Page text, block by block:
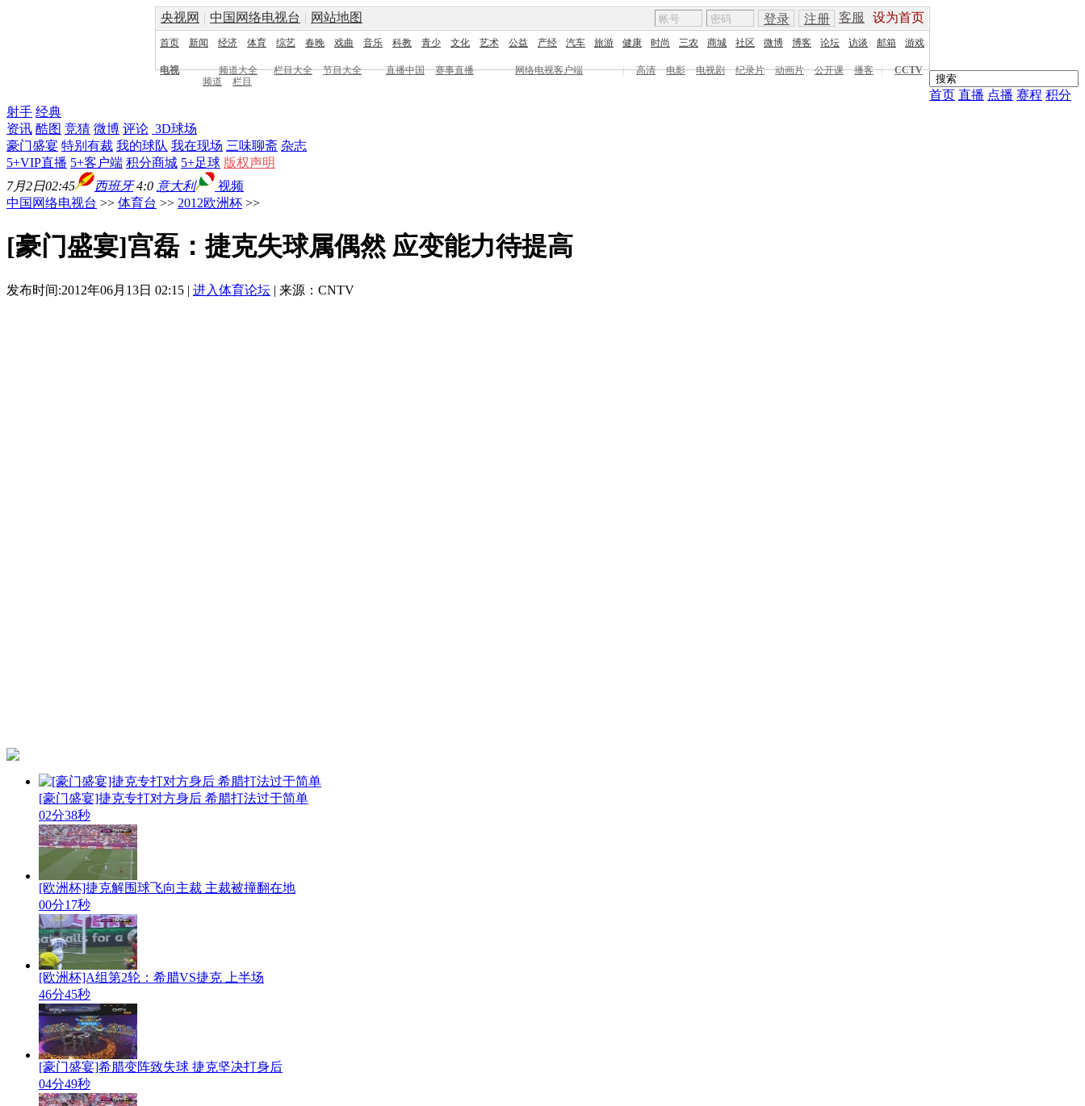
央视网 | 中国网络电视台 | 网站地图 客服 设为首页
登录 注册
首页 新闻 经济 体育 综艺 春晚 戏曲 音乐 科教 青少 文化 艺术 公益 产经 汽车 旅游 健康 时尚 三农 商城 社区 微博 博客 论坛 访谈 邮箱 游戏
电视 频道大全 栏目大全 节目大全 直播中国 赛事直播 网络电视客户端 | 高清 电影 电视剧 纪录片 动画片 公开课 播客 |
CCTV
频道
栏目
首页 直播 点播 赛程 积分
射手 经典
资讯 酷图 竞猜 微博 评论 3D球场
豪门盛宴 特别有裁 我的球队 我在现场 三味聊斋 杂志
5+VIP直播 5+客户端 积分商城 5+足球 版权声明
7月2日02:45
西班牙4:0 意大利
视频
中国网络电视台 >> 体育台 >> 2012欧洲杯 >>
[豪门盛宴]宫磊：捷克失球属偶然 应变能力待提高
发布时间:2012年06月13日 02:15 | 进入体育论坛 | 来源：CNTV
[豪门盛宴]捷克专打对方身后 希腊打法过于简单
02分38秒
[欧洲杯]捷克解围球飞向主裁 主裁被撞翻在地
00分17秒
[欧洲杯]A组第2轮：希腊VS捷克 上半场
46分45秒
[豪门盛宴]希腊变阵致失球 捷克坚决打身后
04分49秒